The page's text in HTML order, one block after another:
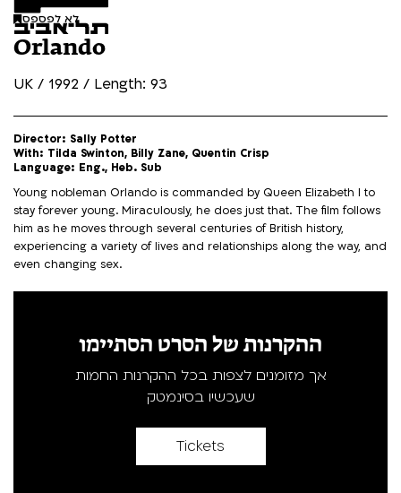
Orlando
UK / 1992 / Length: 93
לא לפספס
Director: Sally Potter
With: Tilda Swinton, Billy Zane, Quentin Crisp
Language: Eng., Heb. Sub
Young nobleman Orlando is commanded by Queen Elizabeth I to
stay forever young. Miraculously, he does just that. The film follows
him as he moves through several centuries of British history,
experiencing a variety of lives and relationships along the way, and
even changing sex.
ההקרנות של הסרט הסתיימו
אך מזומנים לצפות בכל ההקרנות החמות
שעכשיו בסינמטק
Tickets